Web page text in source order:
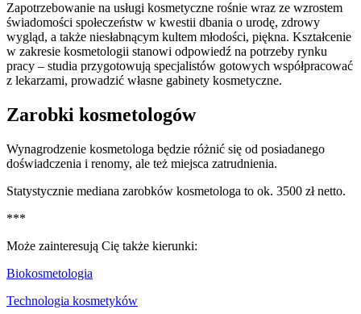
Zapotrzebowanie na usługi kosmetyczne rośnie wraz ze wzrostem
świadomości społeczeństw w kwestii dbania o urodę, zdrowy
wygląd, a także niesłabnącym kultem młodości, piękna. Kształcenie
w zakresie kosmetologii stanowi odpowiedź na potrzeby rynku
pracy – studia przygotowują specjalistów gotowych współpracować
z lekarzami, prowadzić własne gabinety kosmetyczne.
Zarobki kosmetologów
Wynagrodzenie kosmetologa będzie różnić się od posiadanego
doświadczenia i renomy, ale też miejsca zatrudnienia.
Statystycznie mediana zarobków kosmetologa to ok. 3500 zł netto.
***
Może zainteresują Cię także kierunki:
Biokosmetologia
Technologia kosmetyków